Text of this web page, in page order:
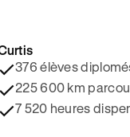
4.9/5 ⭐️
376 élèves
225 600 km
7 520 heures